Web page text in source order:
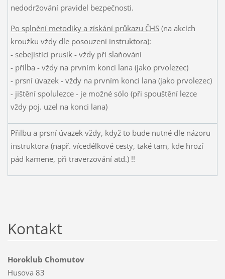
nedodržování pravidel bezpečnosti.
Po splnění metodiky a získání průkazu ČHS(na akcích
kroužku vždy dle posouzení instruktora):
- sebejistící prusík - vždy při slaňování
- přilba - vždy na prvním konci lana (jako prvolezec)
- prsní úvazek - vždy na prvním konci lana (jako prvolezec)
- jištění spolulezce - je možné sólo (při spouštění lezce
vždy poj. uzel na konci lana)
Přilbu a prsní úvazek vždy, když to bude nutné dle názoru
instruktora (např. vícedélkové cesty, také tam, kde hrozí
pád kamene, při traverzování atd.) !!
Kontakt
Horoklub Chomutov
Husova 83